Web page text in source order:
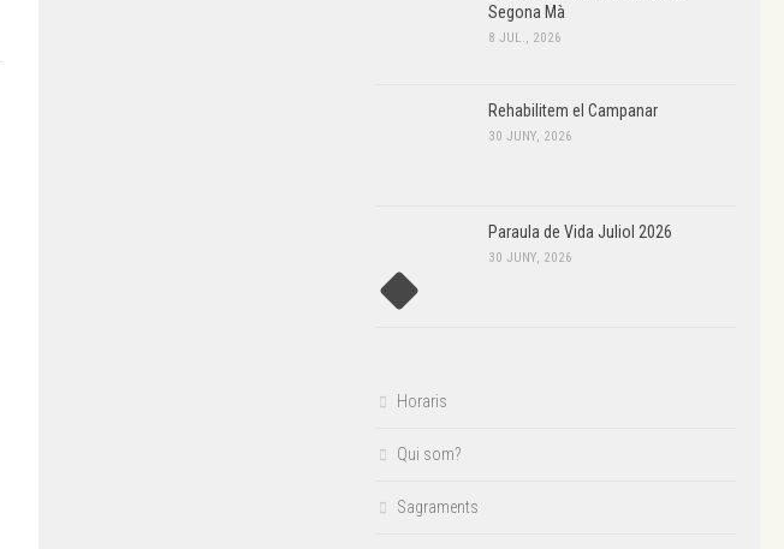
Segona Mà
8 JUL., 2026
Rehabilitem el Campanar
30 JUNY, 2026
Paraula de Vida Juliol 2026
30 JUNY, 2026
Horaris
Qui som?
Sagraments